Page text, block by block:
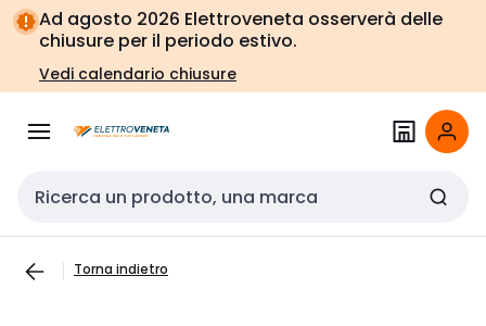
Vai alla
navigazione
Vai
alla
pagina
Ad agosto 2026 Elettroveneta osserverà delle
chiusure per il periodo estivo.
Vedi calendario chiusure
Cerca input
Torna indietro